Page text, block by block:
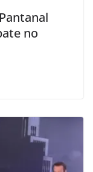
no